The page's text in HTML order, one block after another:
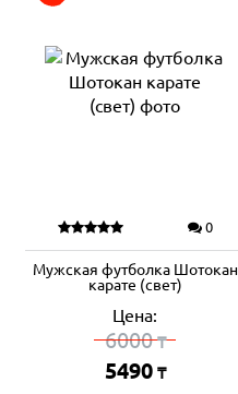
0
Мужская футболка Шотокан
карате (свет)
Цена:
6000₸
5490 ₸